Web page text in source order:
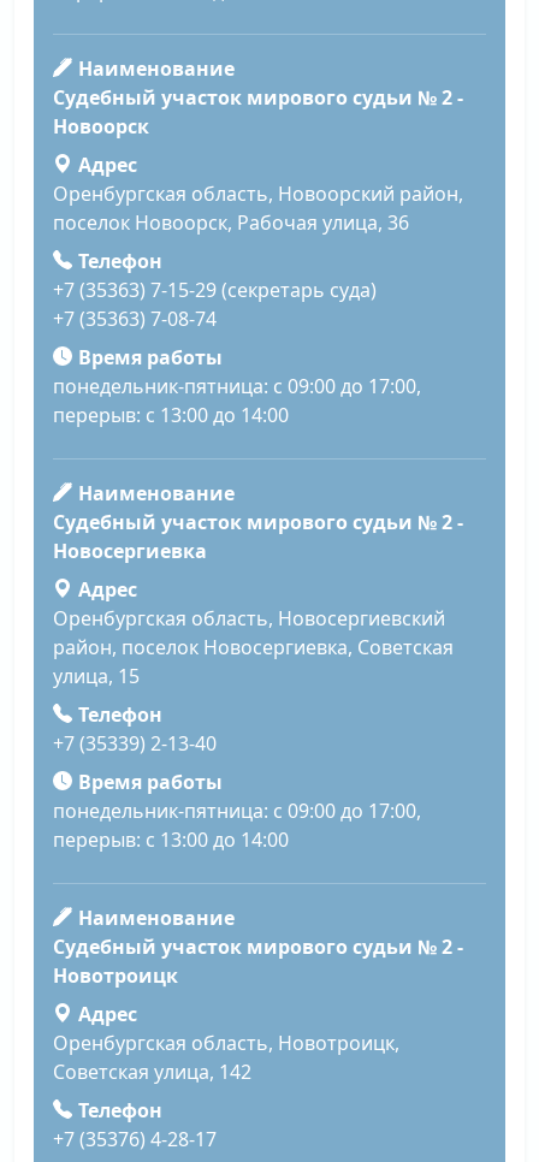
Наименование
Судебный участок мирового судьи № 2 -
Новоорск
Адрес
Оренбургская область, Новоорский район,
поселок Новоорск, Рабочая улица, 36
Телефон
+7 (35363) 7-15-29 (секретарь суда)
+7 (35363) 7-08-74
Время работы
понедельник-пятница: с 09:00 до 17:00,
перерыв: с 13:00 до 14:00
Наименование
Судебный участок мирового судьи № 2 -
Новосергиевка
Адрес
Оренбургская область, Новосергиевский
район, поселок Новосергиевка, Советская
улица, 15
Телефон
+7 (35339) 2-13-40
Время работы
понедельник-пятница: с 09:00 до 17:00,
перерыв: с 13:00 до 14:00
Наименование
Судебный участок мирового судьи № 2 -
Новотроицк
Адрес
Оренбургская область, Новотроицк,
Советская улица, 142
Телефон
+7 (35376) 4-28-17